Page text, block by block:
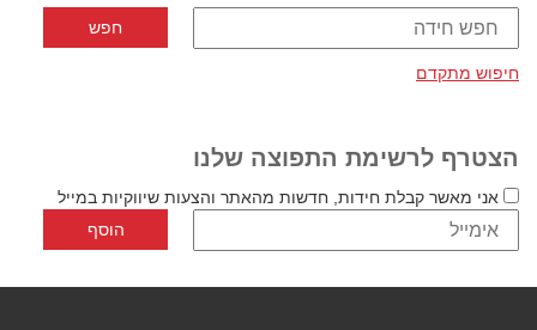
חיפוש מתקדם
הצטרף לרשימת התפוצה שלנו
אני מאשר קבלת חידות, חדשות מהאתר והצעות שיווקיות במייל